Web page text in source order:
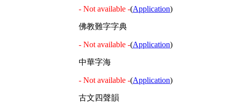
- Not available -(Application)
佛教難字字典
- Not available -(Application)
中華字海
- Not available -(Application)
古文四聲韻